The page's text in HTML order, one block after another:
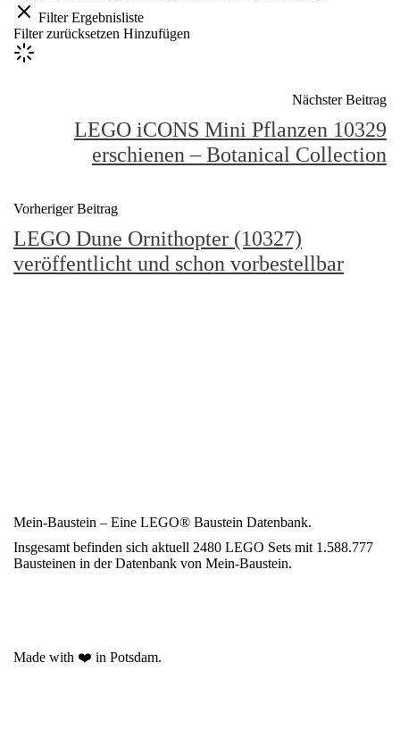
Baustein
Sets ,
LEGO
Angebote
FilterErgebnisliste
Filter zurücksetzen Hinzufügen
Nächster Beitrag
LEGO iCONS Mini Pflanzen 10329
erschienen – Botanical Collection
Vorheriger Beitrag
LEGO Dune Ornithopter (10327)
veröffentlicht und schon vorbestellbar
Mein-Baustein – Eine LEGO® Baustein Datenbank.
Insgesamt befinden sich aktuell 2480 LEGO Sets mit 1.588.777
Bausteinen in der Datenbank von Mein-Baustein.
Made with ❤️ in Potsdam.